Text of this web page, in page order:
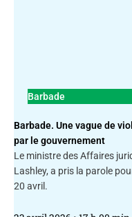
Barbade
Barbade. Une vague de
par le gouvernement
Le ministre des Affaires
Lashley, a pris la parole
20 avril.